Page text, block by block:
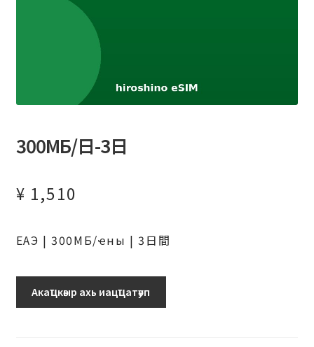
300МБ/日-3日
¥ 1,510
ЕАЭ | 300МБ/ҽны | 3日間
Акаҵкәыр ахь иацҵатәуп